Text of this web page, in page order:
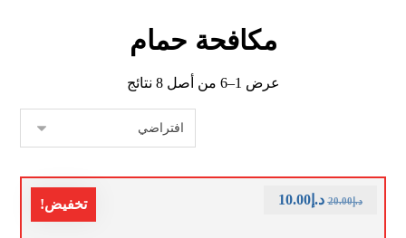
مكافحة حمام
عرض 1–6 من أصل 8 نتائج
تخفيض! د.إ20.00 د.إ10.00